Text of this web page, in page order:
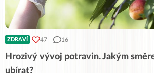
ZDRAVÍ 47 16
Hrozivý vývoj potravin. Jakým